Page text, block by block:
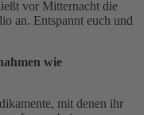
vor Mitternacht die
an. Entspannt euch und
wie
mit denen ihr